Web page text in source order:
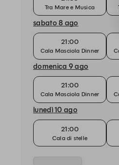
Tra Mare e Musica
sabato 8 ago
21:00
Cala Masciola Dinner
domenica 9 ago
21:00
Cala Masciola Dinner
lunedì 10 ago
21:00
Cala di stelle